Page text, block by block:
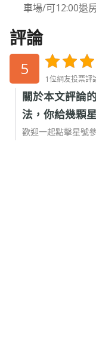
車場/可12:00退
評論
5
1位網友投票評
關於本文評論
法，你給幾顆
歡迎一起點擊星號